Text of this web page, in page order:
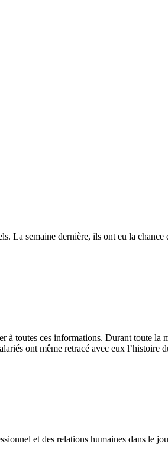
La semaine dernière, ils ont eu la
toutes ces informations. Durant toute la
ont même retracé avec eux l’histoire
et des relations humaines dans le